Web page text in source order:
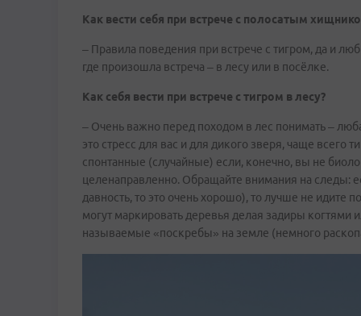
Как вести себя при встрече с полосатым
– Правила поведения при встрече с тигром, да и
где произошла встреча – в лесу или в посёлке.
Как себя вести при встрече с тигром в лесу?
– Очень важно перед походом в лес понимать –
это стресс для вас и для дикого зверя, чаще всего
спонтанные (случайные) если, конечно, вы не
целенаправленно. Обращайте внимания на следы:
давность, то это очень хорошо), то лучше не идите
могут маркировать деревья делая задиры когтями
называемые «поскребы» на земле (немного